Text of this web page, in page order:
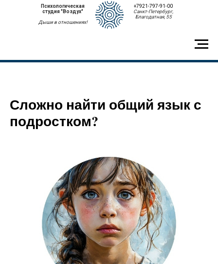
Психологическая
студия "Воздух"
Дыши в отношениях!
+7921-797-91-00
Санкт-Петербург,
Благодатная, 55
Сложно найти общий язык с
подростком?